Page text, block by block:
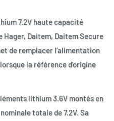
7.2V haute capacité
Hager, Daitem, Daitem Secure
de remplacer l’alimentation
la référence d’origine
lithium 3.6V montés en
totale de 7.2V. Sa